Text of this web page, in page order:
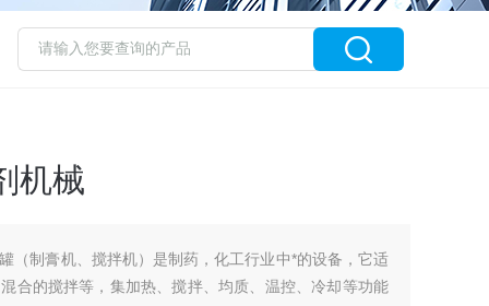
机械
（制膏机、搅拌机）是制药，化工行业中*的设备，它适
合的搅拌等，集加热、搅拌、均质、温控、冷却等功能